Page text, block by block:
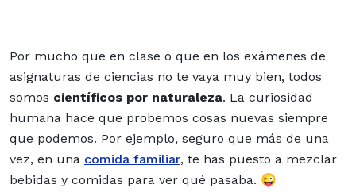
Por mucho que en clase o que en los exámenes de
asignaturas de ciencias no te vaya muy bien, todos
somos científicos por naturaleza. La curiosidad
humana hace que probemos cosas nuevas siempre
que podemos. Por ejemplo, seguro que más de una
vez, en una comida familiar, te has puesto a mezclar
bebidas y comidas para ver qué pasaba. 😜